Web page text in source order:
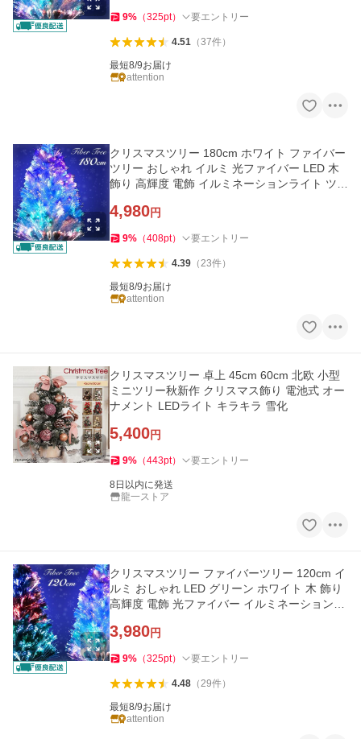
9% （325pt） 要エントリー
4.51（37件）
最短8/9お届け
attention
クリスマスツリー 180cm ホワイト ファイバー
ツリー おしゃれ イルミ 光ファイバー LED 木
飾り 高輝度 電飾 イルミネーションライト ツリ
4,980円
9% （408pt） 要エントリー
4.39（23件）
最短8/9お届け
attention
クリスマスツリー 卓上 45cm 60cm 北欧 小型
ミニツリー秋新作 クリスマス飾り 電池式 オー
ナメント LEDライト キラキラ 雪化
5,400円
9% （443pt） 要エントリー
8日以内に発送
龍一ストア
クリスマスツリー ファイバーツリー 120cm イ
ルミ おしゃれ LED グリーン ホワイト 木 飾り
高輝度 電飾 光ファイバー イルミネーションラ
3,980円
9% （325pt） 要エントリー
4.48（29件）
最短8/9お届け
attention